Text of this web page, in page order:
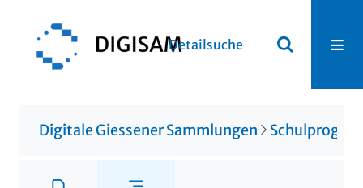
Detailsuche
Digitale Giessener Sammlungen